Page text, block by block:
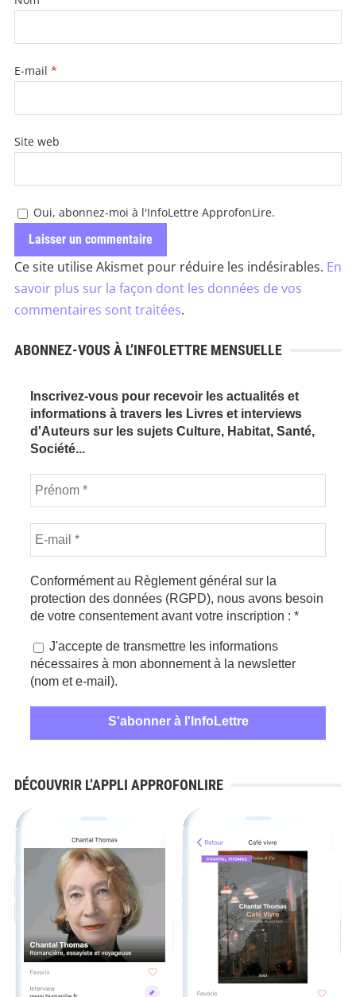
E-mail *
Site web
Oui, abonnez-moi à l'InfoLettre ApprofonLire.
Ce site utilise Akismet pour réduire les indésirables. En
savoir plus sur la façon dont les données de vos
commentaires sont traitées.
ABONNEZ-VOUS À L’INFOLETTRE MENSUELLE
Inscrivez-vous pour recevoir les actualités et
informations à travers les Livres et interviews
d'Auteurs sur les sujets Culture, Habitat, Santé,
Société...
Conformément au Règlement général sur la
protection des données (RGPD), nous avons besoin
de votre consentement avant votre inscription : *
J'accepte de transmettre les informations
nécessaires à mon abonnement à la newsletter
(nom et e-mail).
DÉCOUVRIR L’APPLI APPROFONLIRE